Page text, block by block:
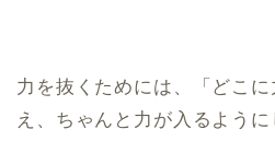
力を抜くためには、「どこ
え、ちゃんと力が入るよう